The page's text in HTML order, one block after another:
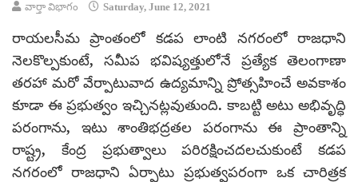
వార్తా విభాగం Saturday, June 12, 2021
రాయలసీమ ప్రాంతంలో కడప లాంటి నగరంలో రాజధాని
నెలకొల్పకుంటే, సమీప భవిష్యత్తులోనే ప్రత్యేక తెలంగాణా
తరహా మరో వేర్పాటువాద ఉద్యమాన్ని ప్రోత్సహించే అవకాశం
కూడా ఈ ప్రభుత్వం ఇచ్చినట్లవుతుంది. కాబట్టి అటు అభివృద్ధి
పరంగాను, ఇటు శాంతిభద్రతల పరంగాను ఈ ప్రాంతాన్ని
రాష్ట్ర, కేంద్ర ప్రభుత్వాలు పరిరక్షించదలచుకుంటే కడప
నగరంలో రాజధాని ఏర్పాటు ప్రభుత్వపరంగా ఒక చారిత్రక